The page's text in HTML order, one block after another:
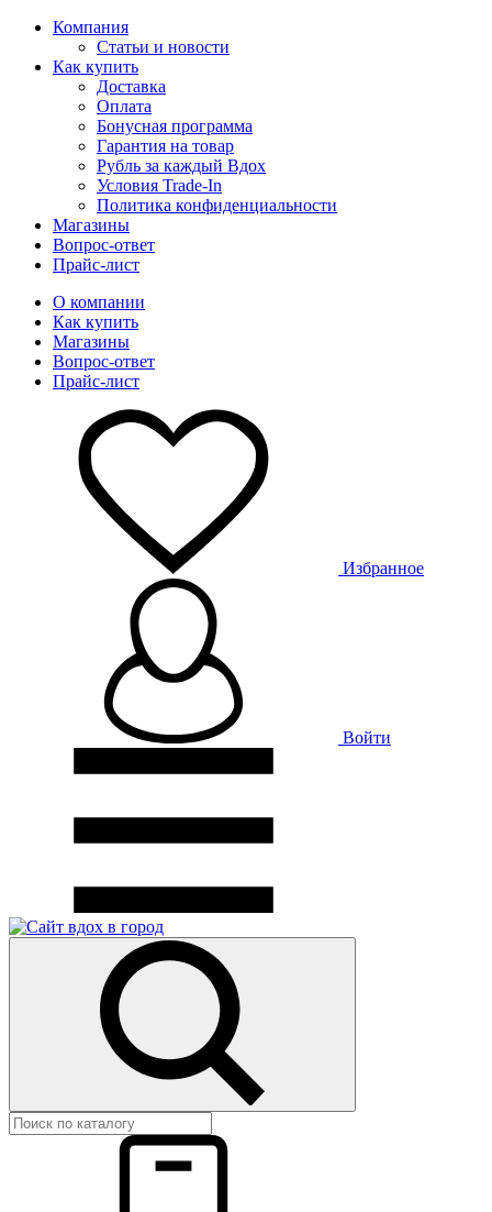
Компания
Статьи и новости
Как купить
Доставка
Оплата
Бонусная программа
Гарантия на товар
Рубль за каждый Вдох
Условия Trade-In
Политика конфиденциальности
Магазины
Вопрос-ответ
Прайс-лист
О компании
Как купить
Магазины
Вопрос-ответ
Прайс-лист
Избранное
Войти